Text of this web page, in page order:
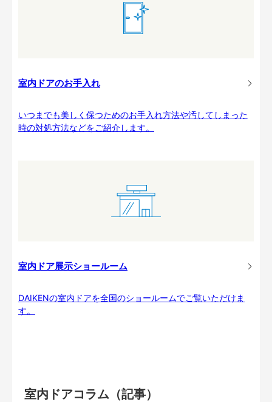
室内ドアのお手入れ
いつまでも美しく保つためのお手入れ方法や汚してしまった
時の対処方法などをご紹介します。
室内ドア展示ショールーム
DAIKENの室内ドアを全国のショールームでご覧いただけま
す。
室内ドアコラム（記事）